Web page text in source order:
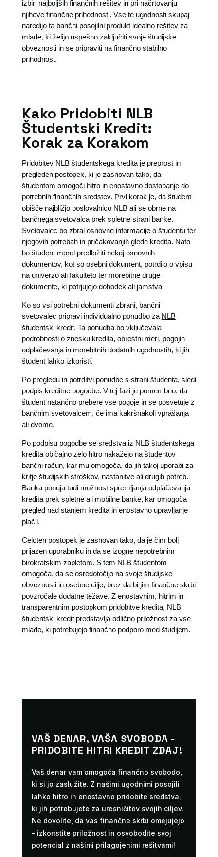
izbiri najboljših finančnih rešitev in pri načrtovanju
njihove finančne prihodnosti. Vse te ugodnosti skupaj
naredijo ta bančni posojilni produkt idealno rešitev za
mlade, ki želijo uspešno zaključiti svoje študijske
obveznosti in se pripraviti na finančno stabilno
prihodnost.
Kako Pridobiti NLB
Študentski Kredit:
Korak za Korakom
Pridobitev NLB študentskega kredita je preprost in
pregleden postopek, ki je zasnovan tako, da
študentom omogoči hitro in enostavno dostopanje do
potrebnih finančnih sredstev. Prvi korak je, da študent
obišče najbližjo poslovalnico NLB ali se obrne na
bančnega svetovalca prek spletne strani banke.
Svetovalec bo zbral osnovne informacije o študentu ter
njegovih potrebah in pričakovanjih glede kredita. Nato
bo študent moral predložiti nekaj osnovnih
dokumentov, kot so osebni dokument, potrdilo o vpisu
na univerzo ali fakulteto ter morebitne druge
dokumente, ki potrjujejo dohodek ali jamstva.
Ko so vsi potrebni dokumenti zbrani, bančni
svetovalec pripravi individualno ponudbo za NLB
študentski kredit. Ta ponudba bo vključevala
podrobnosti o znesku kredita, obrestni meri, pogojih
odplačevanja in morebitnih dodatnih ugodnostih, ki jih
študent lahko izkoristi.
Po pregledu in potrditvi ponudbe s strani študenta, sledi
podpis kreditne pogodbe. V tej fazi je pomembno, da
študent natančno prebere vse pogoje in se posvetuje z
bančnim svetovalcem, če ima kakršnakoli vprašanja
ali dvome.
Po podpisu pogodbe se sredstva iz NLB študentskega
kredita običajno zelo hitro nakažejo na študentov
bančni račun, kar mu omogoča, da jih takoj uporabi za
kritje študijskih stroškov, nastanitve ali drugih potreb.
Banka ponuja tudi možnost spremljanja odplačevanja
kredita prek spletne ali mobilne banke, kar omogoča
pregled nad stanjem kredita in enostavno upravljanje
plačil.
Celoten postopek je zasnovan tako, da je čim bolj
prijazen uporabniku in da se izogne nepotrebnim
birokratskim zapletom. S tem NLB študentom
omogoča, da se osredotočijo na svoje študijske
obveznosti in osebne cilje, brez da bi jim finančne skrbi
povzročale dodatne težave. Z enostavnim, hitrim in
transparentnim postopkom pridobitve kredita, NLB
študentski kredit predstavlja odlično priložnost za vse
mlade, ki potrebujejo finančno podporo med študijem.
VAŠ DENAR, VAŠA SVOBODA -
PRIDOBITE HITRI KREDIT ZDAJ!
Vaš denar vam omogoča finančno svobodo,
ki si jo zaslužite. Z našimi ugodnimi posojili
lahko hitro in enostavno pridobite sredstva,
ki jih potrebujete za uresničitev svojih ciljev.
Ne dovolite, da vas finančne skrbi omejujejo
– izkoristite priložnost in osvobodite svoj
potencial z našimi prilagojenimi rešitvami!